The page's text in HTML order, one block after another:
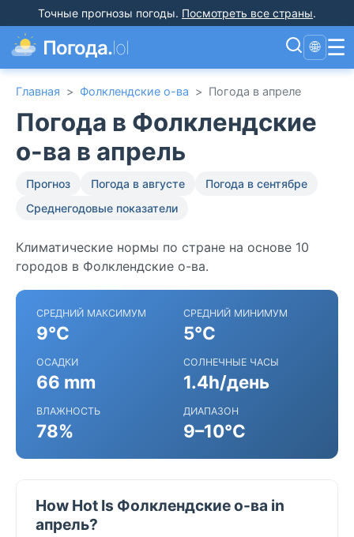
Точные прогнозы погоды. Посмотреть все страны.
Погода.lol 🌐 ☰
Главная > Фолклендские о-ва > Погода в апреле
Погода в Фолклендские
о-ва в апрель
Прогноз Погода в августе
Погода в сентябре
Среднегодовые показатели
Климатические нормы по стране на основе 10
городов в Фолклендские о-ва.
СРЕДНИЙ МАКСИМУМ
9°C
СРЕДНИЙ МИНИМУМ
5°C
ОСАДКИ
66 mm
СОЛНЕЧНЫЕ ЧАСЫ
1.4h/день
ВЛАЖНОСТЬ
78%
ДИАПАЗОН
9–10°C
How Hot Is Фолклендские о-ва in
апрель?